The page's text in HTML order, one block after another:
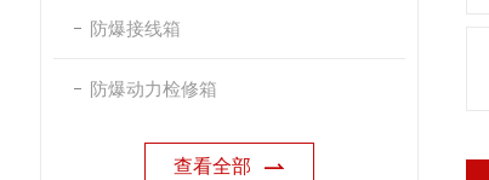
防爆接线箱
防爆动力检修箱
查看全部